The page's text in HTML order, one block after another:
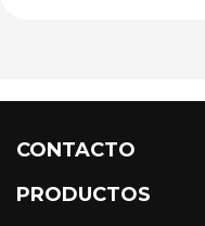
CONTACTO
PRODUCTOS